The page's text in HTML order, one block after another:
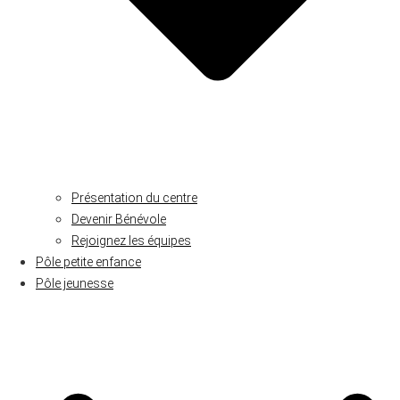
Présentation du centre
Devenir Bénévole
Rejoignez les équipes
Pôle petite enfance
Pôle jeunesse